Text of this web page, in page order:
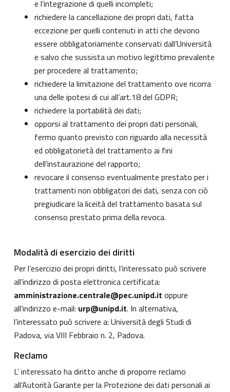
e l’integrazione di quelli incompleti;
richiedere la cancellazione dei propri dati, fatta
eccezione per quelli contenuti in atti che devono
essere obbligatoriamente conservati dall’Università
e salvo che sussista un motivo legittimo prevalente
per procedere al trattamento;
richiedere la limitazione del trattamento ove ricorra
una delle ipotesi di cui all’art.18 del GDPR;
richiedere la portabilità dei dati;
opporsi al trattamento dei propri dati personali,
fermo quanto previsto con riguardo alla necessità
ed obbligatorietà del trattamento ai fini
dell’instaurazione del rapporto;
revocare il consenso eventualmente prestato per i
trattamenti non obbligatori dei dati, senza con ciò
pregiudicare la liceità del trattamento basata sul
consenso prestato prima della revoca.
Modalità di esercizio dei diritti
Per l’esercizio dei propri diritti, l’interessato può scrivere
all’indirizzo di posta elettronica certificata:
amministrazione.centrale@pec.unipd.it oppure
all’indirizzo e-mail: urp@unipd.it. In alternativa,
l’interessato può scrivere a: Università degli Studi di
Padova, via VIII Febbraio n. 2, Padova.
Reclamo
L’ interessato ha diritto anche di proporre reclamo
all’Autorità Garante per la Protezione dei dati personali ai